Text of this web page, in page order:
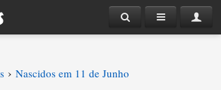
› Nascidos em 11 de Junho